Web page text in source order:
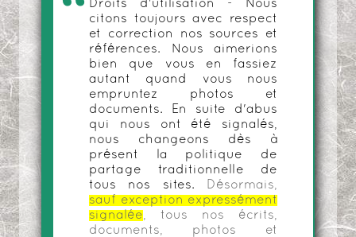
Droits d'utilisation - Nous
citons toujours avec respect
et correction nos sources et
références. Nous aimerions
bien que vous en fassiez
autant quand vous nous
empruntez photos et
documents. En suite d'abus
qui nous ont été signalés,
nous changeons dès à
présent la politique de
partage traditionnelle de
tous nos sites.
Désormais,
sauf exception expressément
signalée , tous nos écrits,
documents, photos et